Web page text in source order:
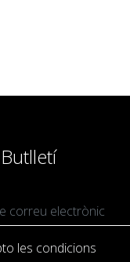
les condicions